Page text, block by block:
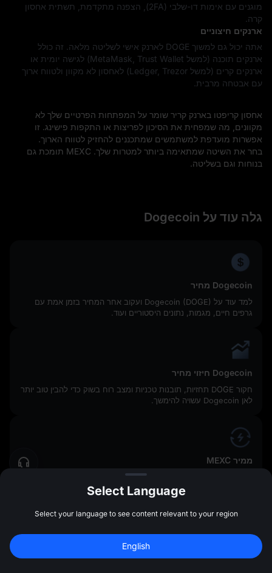
מוגנים עם אימות דו-שלבי (2FA), הצפנה מתקדמת, תשתית אחסון
קרה.
ארנקים חיצוניים
אתה יכול גם למשוך DOGE לארנק אישי לשליטה מלאה. זה כולל
ארנקים תוכנה (למשל MetaMask, Trust Wallet) לגישה יומית או
ארנקים קרים (למשל Ledger, Trezor) לאחסון לא מקוון ולטווח ארוך
עם אבטחה מרבית.
אחסון קריפטו בארנק קריר שומר על המפתחות הפרטיים שלך לא
מקוונים, מה שמפחית את הסיכון לפריצות או התקפות פישינג. זו
אפשרות מועדפת למשתמשים שמתכננים להחזיק לטווח הארוך.
בחר את השיטה שמתאימה ביותר למטרות שלך. MEXC תומכת גם
בנוחות וגם בשליטה.
גלה עוד על Dogecoin
Dogecoin מחיר
למד עוד על Dogecoin (DOGE) ועקוב אחר המחיר בזמן אמת עם
גרפים חיים, מגמות, נתונים היסטוריים ועוד.
Dogecoin חיזוי מחיר
חקור DOGE תחזיות, תובנות טכניות ומצב רוח בשוק כדי להבין טוב יותר
לאן Dogecoin עשויה להימשך.
ממיר MEXC
המר DOGE מיד ל-USDT, BTC או טוקנים עיקריים אחרים באמצעות
כלי ההמרה של MEXC's. זה מושלם להמרות מהירות בלחיצה אחת עם
שערים ברורים וללא החלקה.
Sign Up to Claim 10,000 USDT
Sign Up
Select Language
Select your language to see content relevant to your region
English